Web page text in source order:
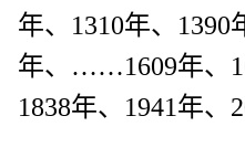
年、1310年、1390
年、……1609年、
1838年、1941年、